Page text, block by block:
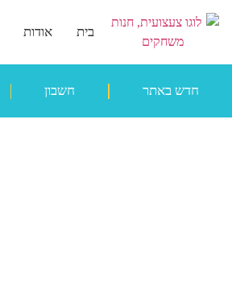
בית אודות
חדש באתר חשבון